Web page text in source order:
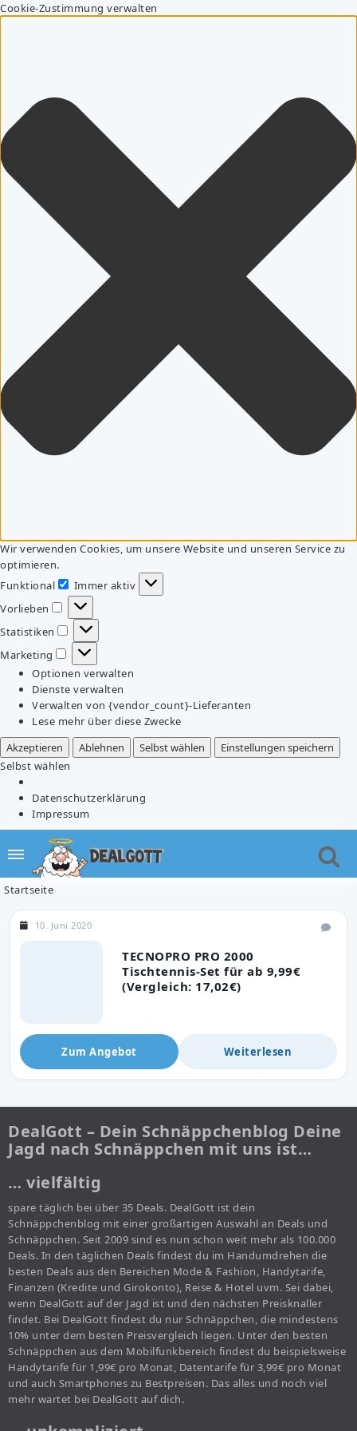
Cookie-Zustimmung verwalten
Wir verwenden Cookies, um unsere Website und unseren Service zu
optimieren.
Funktional
Funktional
Immer aktiv
Vorlieben
Vorlieben
Statistiken
Statistiken
Marketing
Marketing
Optionen verwalten
Dienste verwalten
Verwalten von {vendor_count}-Lieferanten
Lese mehr über diese Zwecke
Akzeptieren
Ablehnen Selbst wählen
Einstellungen speichern
Selbst wählen
Datenschutzerklärung
Impressum
Startseite
TECNOPRO PRO 2000
Tischtennis-Set für ab 9,99€
(Vergleich: 17,02€)
10. Juni 2020
Zum Angebot Weiterlesen
DealGott – Dein Schnäppchenblog Deine
Jagd nach Schnäppchen mit uns ist…
… vielfältig
spare täglich bei über 35 Deals. DealGott ist dein
Schnäppchenblog mit einer großartigen Auswahl an Deals und
Schnäppchen. Seit 2009 sind es nun schon weit mehr als 100.000
Deals. In den täglichen Deals findest du im Handumdrehen die
besten Deals aus den Bereichen Mode & Fashion, Handytarife,
Finanzen (Kredite und Girokonto), Reise & Hotel uvm. Sei dabei,
wenn DealGott auf der Jagd ist und den nächsten Preisknaller
findet. Bei DealGott findest du nur Schnäppchen, die mindestens
10% unter dem besten Preisvergleich liegen. Unter den besten
Schnäppchen aus dem Mobilfunkbereich findest du beispielsweise
Handytarife für 1,99€ pro Monat, Datentarife für 3,99€ pro Monat
und auch Smartphones zu Bestpreisen. Das alles und noch viel
mehr wartet bei DealGott auf dich.